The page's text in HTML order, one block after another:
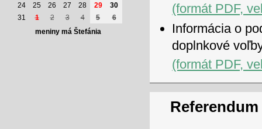
24
25 26 27 28 29
30
31
1 2 3 4 5
6
meniny má Štefánia
(formát PDF,
Informácia o
doplnkové
(formát PDF,
Referendum